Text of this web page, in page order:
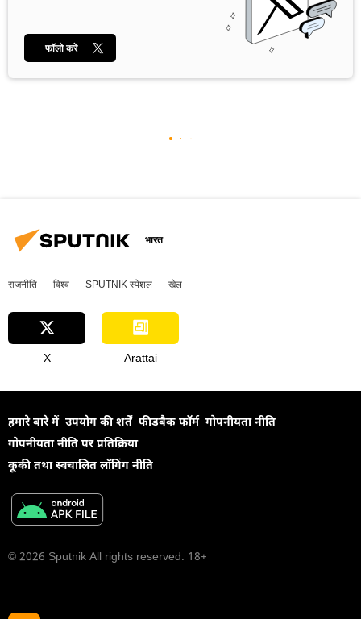
फॉलो करें
भारत
राजनीति विश्व SPUTNIK स्पेशल खेल
X Arattai
हमारे बारे में उपयोग की शर्तें फीडबैक फॉर्म गोपनीयता नीति
गोपनीयता नीति पर प्रतिक्रिया
कूकी तथा स्वचालित लॉगिंग नीति
© 2026 Sputnik All rights reserved. 18+